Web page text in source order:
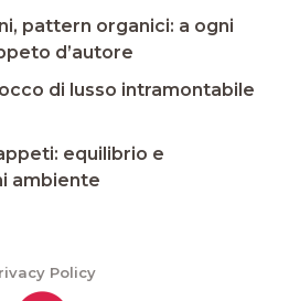
pattern organici: a ogni
d’autore
di lusso intramontabile
equilibrio e
ambiente
Policy